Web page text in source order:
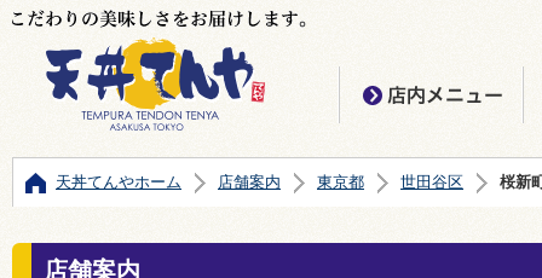
天丼てんやホーム 店舗案内 東京都 世田谷区 桜新
店舗案内